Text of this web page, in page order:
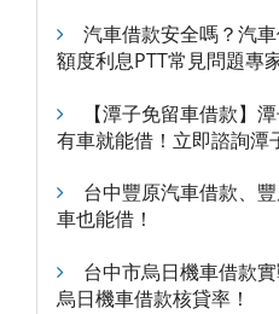
汽車借款安全嗎？汽
額度利息PTT常見問題專
【潭子免留車借款】
有車就能借！立即諮詢潭
台中豐原汽車借款、
車也能借！
台中市烏日機車借款
烏日機車借款核貸率！